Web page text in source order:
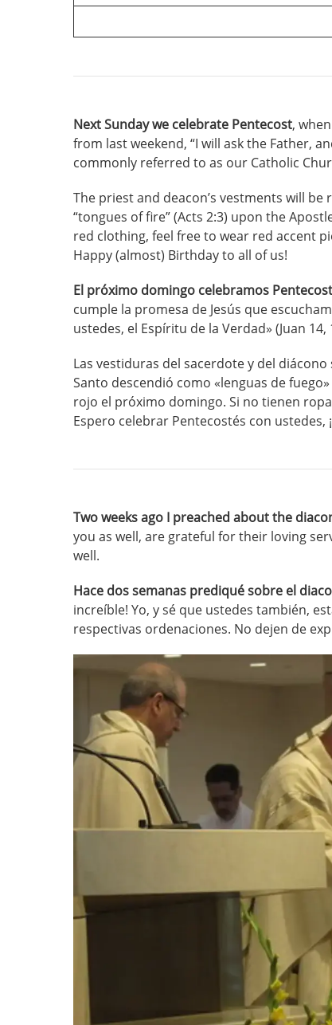
Next Sunday we celebrate Pentecost,
from last weekend, “I will ask the Father,
commonly referred to as our Catholic
The priest and deacon’s vestments will
“tongues of fire” (Acts 2:3) upon the
red clothing, feel free to wear red accent
Happy (almost) Birthday to all of us!
El próximo domingo celebramos
cumple la promesa de Jesús que
ustedes, el Espíritu de la Verdad» (Juan
Las vestiduras del sacerdote y del
Santo descendió como «lenguas de
rojo el próximo domingo. Si no tienen
Espero celebrar Pentecostés con
Two weeks ago I preached about the
you as well, are grateful for their loving
well.
Hace dos semanas prediqué sobre el
increíble! Yo, y sé que ustedes también,
respectivas ordenaciones. No dejen de